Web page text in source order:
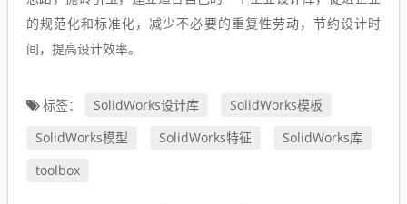
的规范化和标准化，减少不必要的重复性劳动，节约设计时
间，提高设计效率。
标签： SolidWorks设计库
SolidWorks模板
SolidWorks模型
SolidWorks特征
SolidWorks库
toolbox